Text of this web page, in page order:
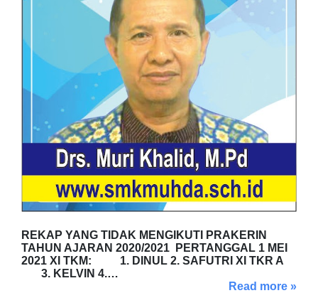
REKAP YANG TIDAK MENGIKUTI PRAKERIN
TAHUN AJARAN 2020/2021 PERTANGGAL 1 MEI
2021 XI TKM: 1. DINUL 2. SAFUTRI XI TKR A
3. KELVIN 4.…
Read more »